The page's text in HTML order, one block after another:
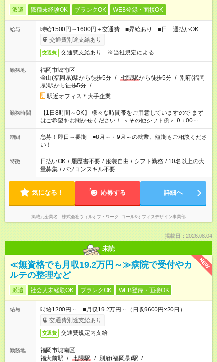
派遣 職種未経験OK ブランクOK WEB登録・面接OK
給与
時給1500円～1600円＋交通費 ■昇給あり ■日・週払いOK
交通費別途支給あり
交通費 交通費支給あり ※当社規定による
勤務地
福岡市城南区
金山(福岡県)駅から徒歩5分 / 七隈駅から徒歩5分 / 別府(福岡
県)駅から徒歩5分 / …
駅近オフィス＊大手企業
勤務時間
【1日8時間～OK】 様々な時間帯をご用意していますので まず
はご希望をお聞かせください！ ＜その他シフト例＞ 9：00～
17：00 11：00～20：00 などなど！その他のお時間もOKです！
期間
急募！即日～長期 ■8月～・9月～の就業、短期もご相談くださ
い！
特徴 日払いOK / 履歴書不要 / 服装自由 / シフト勤務 / 10名以上の大
量募集 / パソコンスキル不要
気になる！ 応募する 詳細へ
掲載元企業名 株式会社ウィルオブ・ワーク コール&オフィスデザイン事業部
掲載日：2026.08.04
未読
NEW
≪無資格でも月収19.2万円～≫病院で受付やカ
ルテの整理など
派遣 社会人未経験OK ブランクOK WEB登録・面接OK
給与
時給1200円～ ■月収19.2万円～（日収9600円×20日）
交通費別途支給あり
交通費 交通費規定内支給
勤務地
福岡市城南区
福大前駅 / 七隈駅 / 別府(福岡県)駅 / …